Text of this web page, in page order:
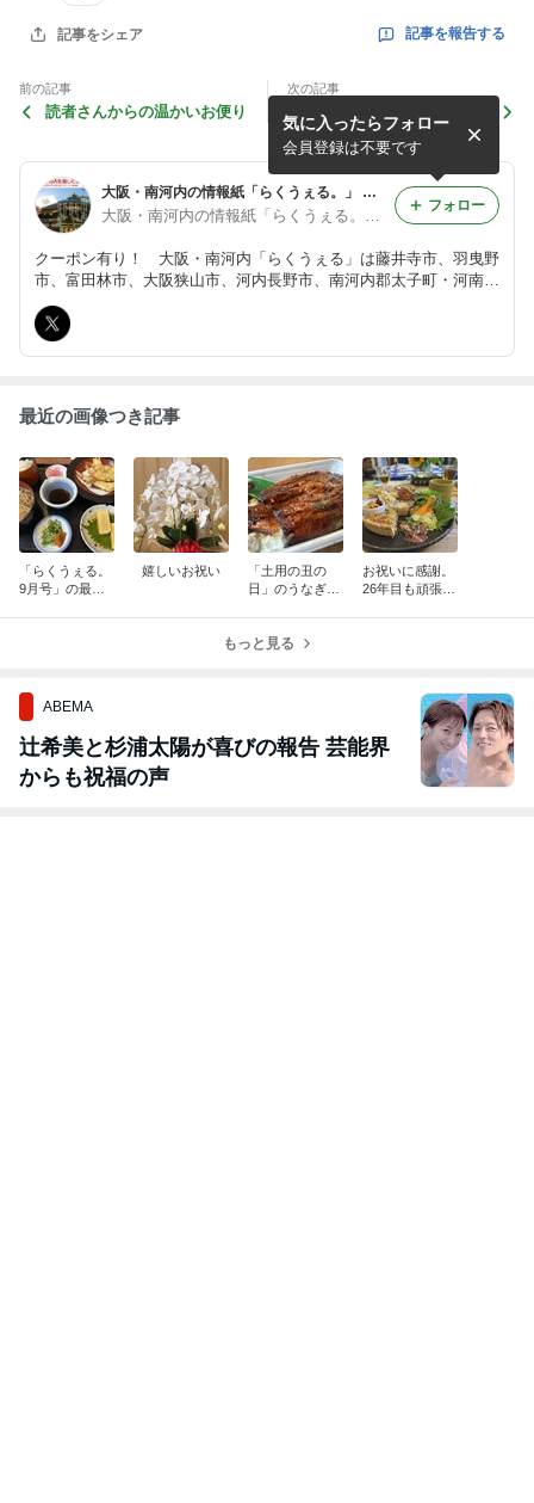
記事をシェア 記事を報告する
前の記事
読者さんからの温かいお便り
次の記事
「らくうぇる。7月号」のお
届け・設置、あれこれ
大阪・南河内の情報紙「らくうぇる。」 の編集部ブログ
大阪・南河内の情報紙「らくうぇる。」編集部
クーポン有り！ 大阪・南河内「らくうぇる」は藤井寺市、羽曳野
市、富田林市、大阪狭山市、河内長野市、南河内郡太子町・河南
報、遊び場スポット、イベント情報等、南大阪の旬な情報とお得な
クーポン満載！
気に入ったらフォロー
会員登録は不要です
フォロー
最近の画像つき記事
「らくうぇる。
9月号」の最後
嬉しいお祝い
「土用の丑の
日」のうなぎは
お祝いに感謝。
26年目も頑張り
もっと見る
ABEMA
辻希美と杉浦太陽が喜びの報告 芸能界
からも祝福の声